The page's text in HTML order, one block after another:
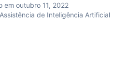
em outubro 11, 2022
de Inteligência Artificial